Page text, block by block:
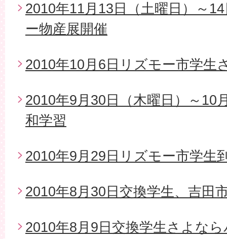
2010年11月13日（土曜日）～
ー物産展開催
2010年10月6日リズモー市学生
2010年9月30日（木曜日）～10
和学習
2010年9月29日リズモー市学生
2010年8月30日交換学生、吉田
2010年8月9日交換学生さよな